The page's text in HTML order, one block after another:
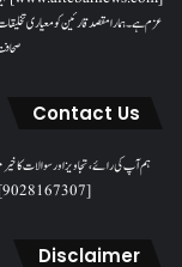
عزم ہے۔ ہمارا مقصدقارئین کو معیاری
Contact Us
[9028167307]پتہ: [دفتر اعتبار نیوز، ، دیگلور ناکہ، ناندیڑ(مہاراشٹر) ] پر رابطہ کیا جاسکتا ہے۔
Disclaimer